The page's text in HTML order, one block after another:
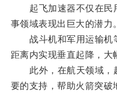
起飞加速器不仅在民
事领域表现出巨大的潜力。
战斗机和军用运输机
距离内实现垂直起降，大
此外，在航天领域，
要的支持，帮助火箭突破